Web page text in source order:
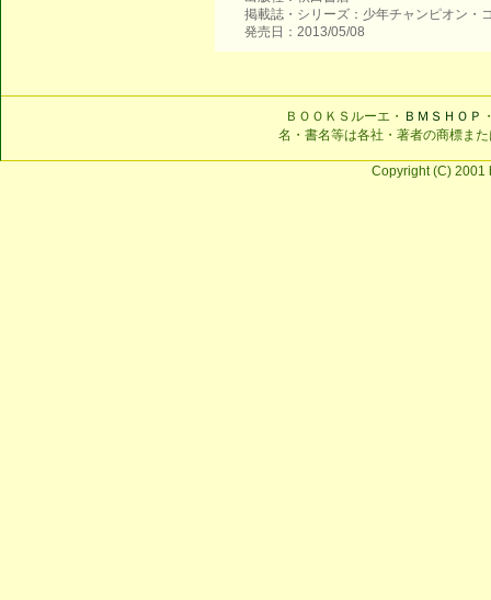
掲載誌・シリーズ：少年チャンピオン・
発売日：2013/05/08
ＢＯＯＫＳルーエ・ ＢＭＳＨＯＰ
名・書名等は各社・著者の商標ま
Copyright (C) 2001